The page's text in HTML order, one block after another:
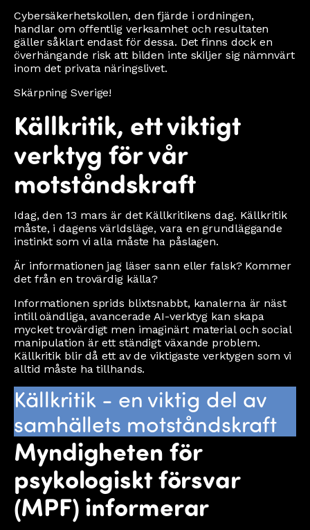
Cybersäkerhetskollen, den fjärde i ordningen,
handlar om offentlig verksamhet och resultaten
gäller såklart endast för dessa. Det finns dock en
överhängande risk att bilden inte skiljer sig nämnvärt
inom det privata näringslivet.
Skärpning Sverige!
Källkritik, ett viktigt
verktyg för vår
motståndskraft
Idag, den 13 mars är det Källkritikens dag. Källkritik
måste, i dagens världsläge, vara en grundläggande
instinkt som vi alla måste ha påslagen.
Är informationen jag läser sann eller falsk? Kommer
det från en trovärdig källa?
Informationen sprids blixtsnabbt, kanalerna är näst
intill oändliga, avancerade AI-verktyg kan skapa
mycket trovärdigt men imaginärt material och social
manipulation är ett ständigt växande problem.
Källkritik blir då ett av de viktigaste verktygen som vi
alltid måste ha tillhands.
Källkritik - en viktig del av
samhällets motståndskraft
Myndigheten för
psykologiskt försvar
(MPF) informerar